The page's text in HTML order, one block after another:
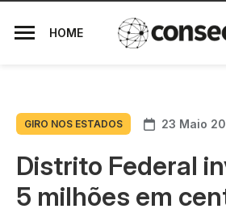
HOME
GIRO NOS ESTADOS 23 Maio
Distrito Federal
5 milhões em